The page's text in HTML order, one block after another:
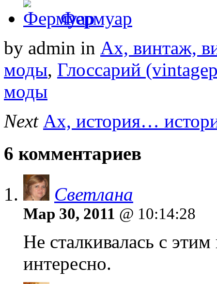
Фермуар
by admin in Ах, винтаж,
моды, Глоссарий
моды
Next Ах, история…
6 комментариев
Светлана
Мар 30, 2011 @ 10:14:28
Не сталкивалась с
интересно.